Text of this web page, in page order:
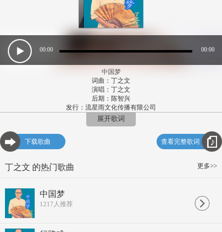
00:00 00:00
中国梦
词曲：丁之文
演唱：丁之文
后期：陈智兴
发行：流星雨文化传播有限公司
出品人：雷启飞（毛毛）
我有一个梦，
强汉不可犯，
禹王忙，山河整，鼎立了中华，
射长弓，将军天山定我的家啊。
展开歌词
下载歌曲 查看完整歌词
更多>>
丁之文 的热门歌曲
中国梦
1217 人推荐